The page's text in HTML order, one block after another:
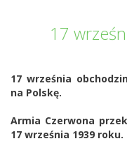
17
17 września
na Polskę.
Armia Czerwona
17 września 1939 roku.